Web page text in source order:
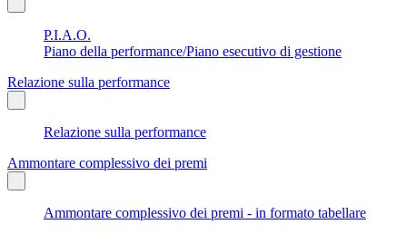
P.I.A.O.
Piano della performance/Piano esecutivo di gestione
Relazione sulla performance
Relazione sulla performance
Ammontare complessivo dei premi
Ammontare complessivo dei premi - in formato tabellare